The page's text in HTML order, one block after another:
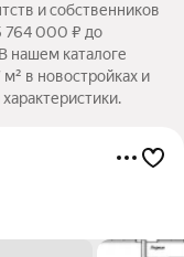
и собственников
764 000 ₽ до
нашем каталоге
в новостройках и